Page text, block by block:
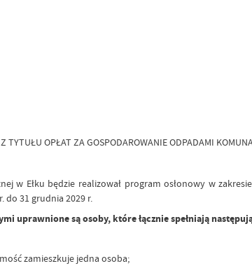
TYTUŁU OPŁAT ZA GOSPODAROWANIE ODPADAMI
w Ełku będzie realizował program osłonowy w
do 31 grudnia 2029 r.
uprawnione są osoby, które łącznie spełniają
zamieszkuje jedna osoba;